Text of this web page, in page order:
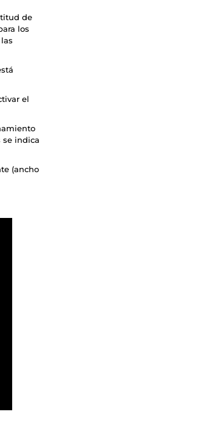
de
los
el
se indica
(ancho